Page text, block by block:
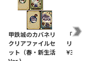
甲鉄城のカバネリ
クリアファイルセ
ット（春・新生活
「バ
リアフ
¥385